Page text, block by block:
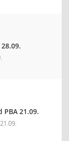
PBA 21.09.